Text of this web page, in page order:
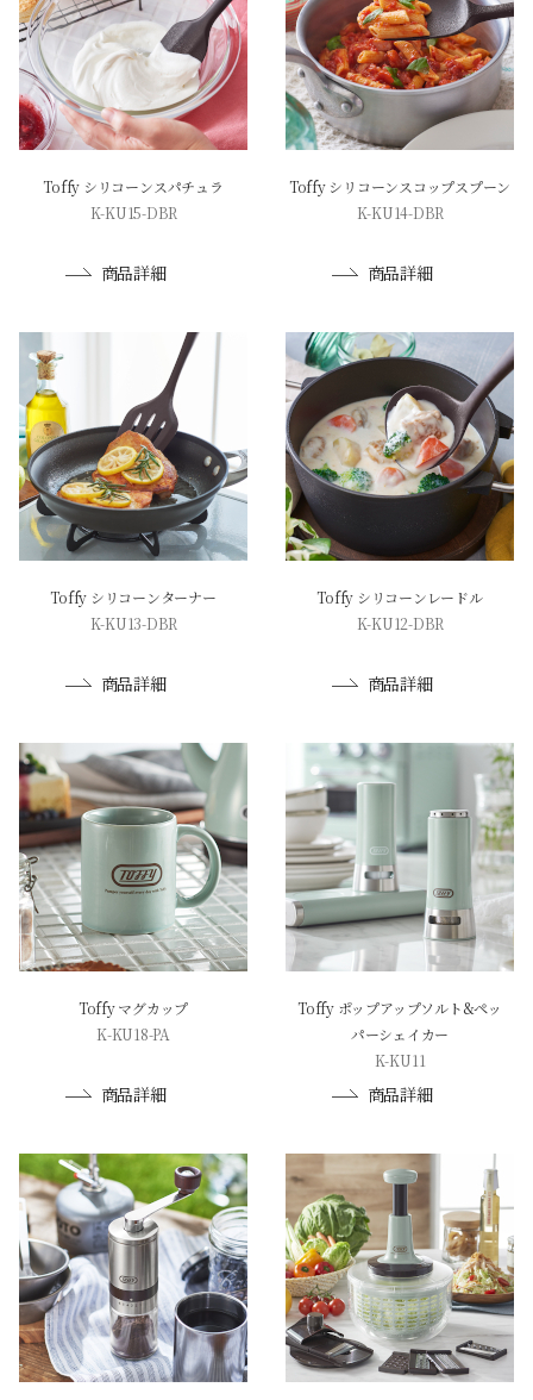
Toffy シリコーンスパチュラ
K-KU15-DBR
商品詳細
Toffy シリコーンスコップスプーン
K-KU14-DBR
商品詳細
Toffy シリコーンターナー
K-KU13-DBR
商品詳細
Toffy シリコーンレードル
K-KU12-DBR
商品詳細
Toffy マグカップ
K-KU18-PA
商品詳細
Toffy ポップアップソルト&ペッ
パーシェイカー
K-KU11
商品詳細